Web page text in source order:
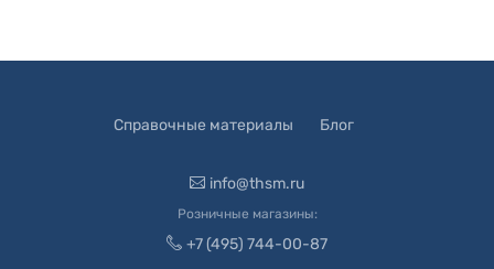
Справочные материалы Блог
info@thsm.ru
Розничные магазины:
+7 (495) 744-00-87